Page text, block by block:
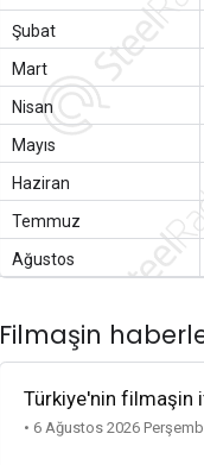
Şubat
Mart
Nisan
Mayıs
Haziran
Temmuz
Ağustos
Filmaşin
Türkiye'nin filmaşin
• 6 Ağustos 2026